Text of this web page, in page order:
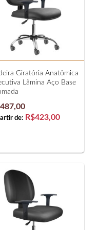
Giratória Anatômica
Lâmina Aço Base
de: R$423,00